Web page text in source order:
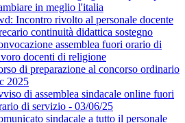
in meglio l'italia
Incontro rivolto al personale docente
continuità didattica sostegno
assemblea fuori orario di
docenti di religione
di preparazione al concorso ordinario
2025
di assemblea sindacale online fuori
di servizio - 03/06/25
sindacale a tutto il personale